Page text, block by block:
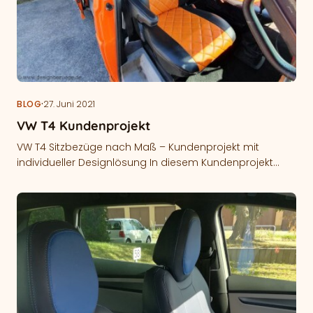
BLOG·27. Juni 2021
VW T4 Kundenprojekt
VW T4 Sitzbezüge nach Maß – Kundenprojekt mit
individueller Designlösung In diesem Kundenprojekt